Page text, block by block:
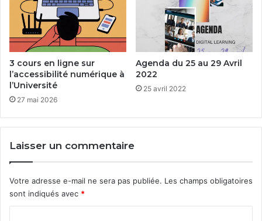
3 cours en ligne sur
l’accessibilité numérique à
l’Université
27 mai 2026
Agenda du 25 au 29 Avril
2022
25 avril 2022
Laisser un commentaire
Votre adresse e-mail ne sera pas publiée. Les champs obligatoires
sont indiqués avec *